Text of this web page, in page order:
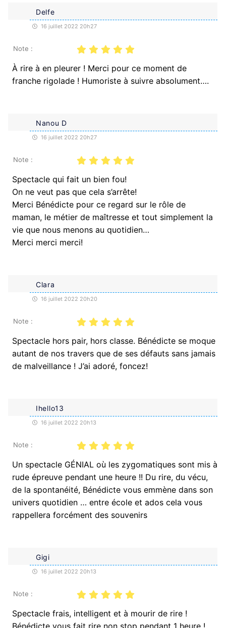
Delfe
16 juillet 2022 20h27
Note :
À rire à en pleurer ! Merci pour ce moment de
franche rigolade ! Humoriste à suivre absolument….
Nanou D
16 juillet 2022 20h27
Note :
Spectacle qui fait un bien fou!
On ne veut pas que cela s’arrête!
Merci Bénédicte pour ce regard sur le rôle de
maman, le métier de maîtresse et tout simplement la
vie que nous menons au quotidien…
Merci merci merci!
Clara
16 juillet 2022 20h20
Note :
Spectacle hors pair, hors classe. Bénédicte se moque
autant de nos travers que de ses défauts sans jamais
de malveillance ! J’ai adoré, foncez!
Ihello13
16 juillet 2022 20h13
Note :
Un spectacle GÉNIAL où les zygomatiques sont mis à
rude épreuve pendant une heure !! Du rire, du vécu,
de la spontanéité, Bénédicte vous emmène dans son
univers quotidien … entre école et ados cela vous
rappellera forcément des souvenirs
Gigi
16 juillet 2022 20h13
Note :
Spectacle frais, intelligent et à mourir de rire !